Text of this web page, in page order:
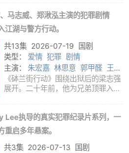
实压力中寻找方向的过程。林晚星带
着不服输的韧劲走进新的生活，她并
不愿把自
马志威、郑湫泓主演的犯罪剧情
湖与警方行动。
共13集 2026-07-19
国剧
类型： 爱情 犯罪 剧情
主演： 朱宏嘉 林思意 郭甲醛 王冰
冰 庞瀚辰 成方旭
《砵兰街行动》围绕出狱后的梁志强
展开。二十年前，他为兄弟顶罪入
志强本想在花店过平静生活，但黑帮
势力的纠葛和警方对相关案件的调查
让他无法置
Lee执导的真实犯罪纪录片系列，一
启多年悬案。
共3集 2026-07-13
国剧